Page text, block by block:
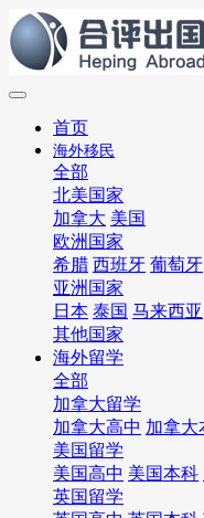
首页
海外移民
全部
北美国家
加拿大 美国
欧洲国家
希腊 西班牙 葡萄牙
亚洲国家
日本 泰国 马来西亚
其他国家
海外留学
全部
加拿大留学
加拿大高中 加拿大
美国留学
美国高中 美国本科
英国留学